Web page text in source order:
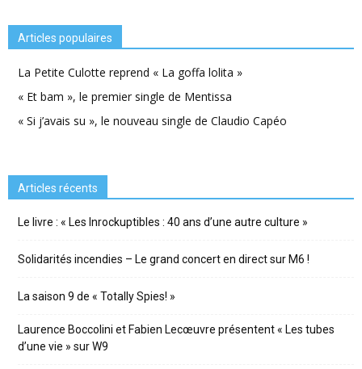
Articles populaires
La Petite Culotte reprend « La goffa lolita »
« Et bam », le premier single de Mentissa
« Si j’avais su », le nouveau single de Claudio Capéo
Articles récents
Le livre : « Les Inrockuptibles : 40 ans d’une autre culture »
Solidarités incendies – Le grand concert en direct sur M6 !
La saison 9 de « Totally Spies! »
Laurence Boccolini et Fabien Lecœuvre présentent « Les tubes
d’une vie » sur W9